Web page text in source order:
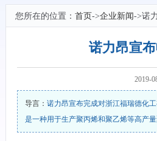
您所在的位置： 首页->企业新闻->诺
诺力昂宣
2019-
导言： 诺力昂宣布完成对浙江福瑞德化
是一种用于生产聚丙烯和聚乙烯等高产量